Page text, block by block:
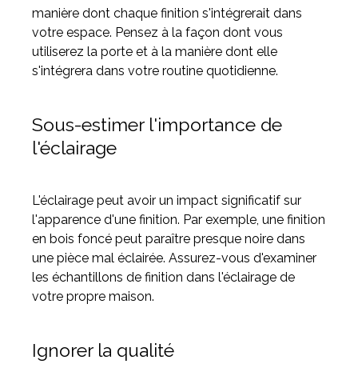
manière dont chaque finition s'intégrerait dans
votre espace. Pensez à la façon dont vous
utiliserez la porte et à la manière dont elle
s'intégrera dans votre routine quotidienne.
Sous-estimer l'importance de
l'éclairage
L'éclairage peut avoir un impact significatif sur
l'apparence d'une finition. Par exemple, une finition
en bois foncé peut paraître presque noire dans
une pièce mal éclairée. Assurez-vous d'examiner
les échantillons de finition dans l'éclairage de
votre propre maison.
Ignorer la qualité